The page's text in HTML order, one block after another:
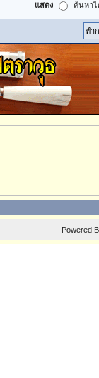
แสดง ค้นหาไ
Powered